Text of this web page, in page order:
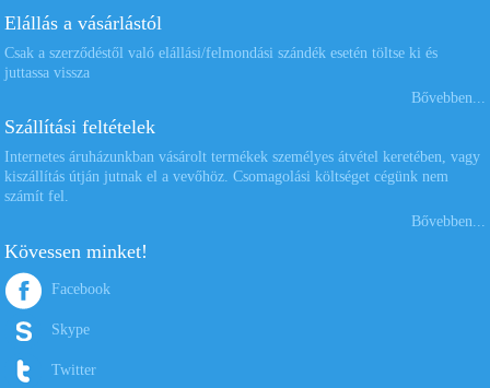
Elállás a vásárlástól
Csak a szerződéstől való elállási/felmondási szándék esetén töltse ki és
juttassa vissza
Bővebben...
Szállítási feltételek
Internetes áruházunkban vásárolt termékek személyes átvétel keretében, vagy
kiszállítás útján jutnak el a vevőhöz. Csomagolási költséget cégünk nem
számít fel.
Bővebben...
Kövessen minket!
Facebook
Skype
Twitter